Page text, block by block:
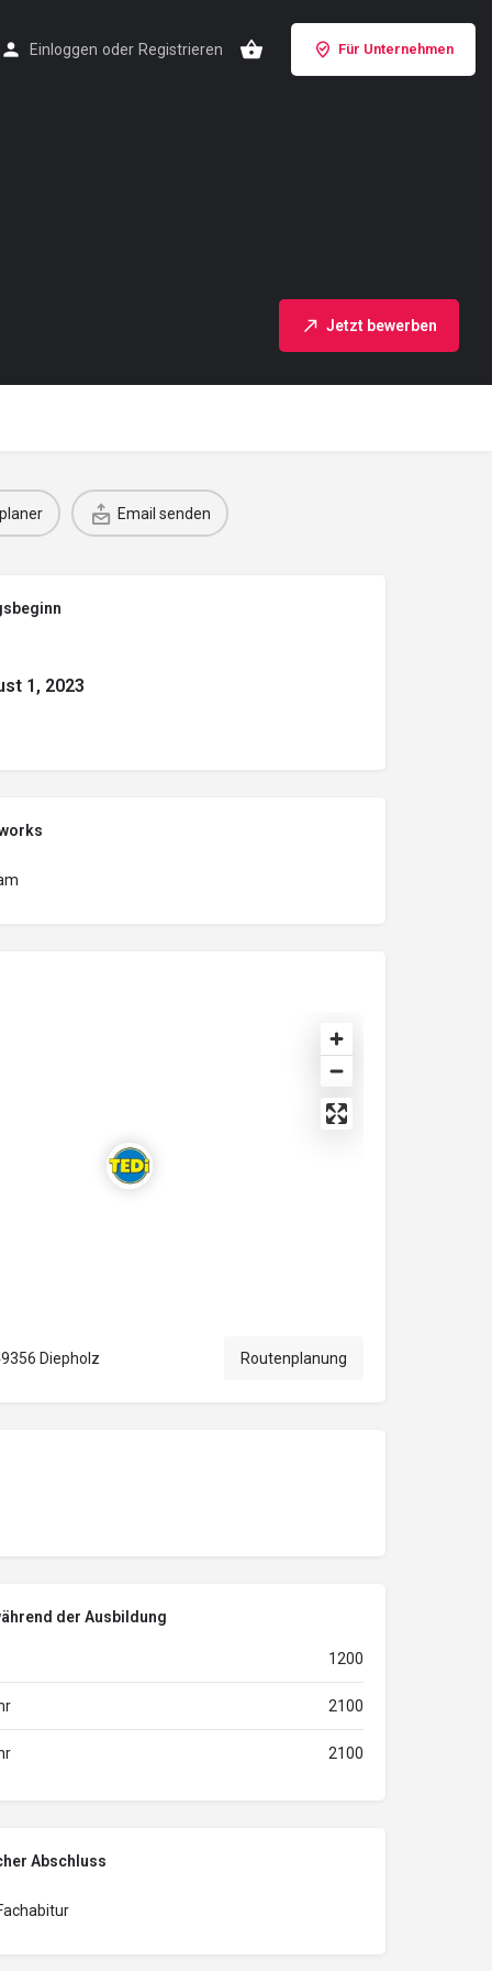
Einloggen oder Registrieren Für Unternehmen
Jetzt bewerben
Email senden
1, 2023
Diepholz Routenplanung
der Ausbildung
1200
2100
2100
Abschluss